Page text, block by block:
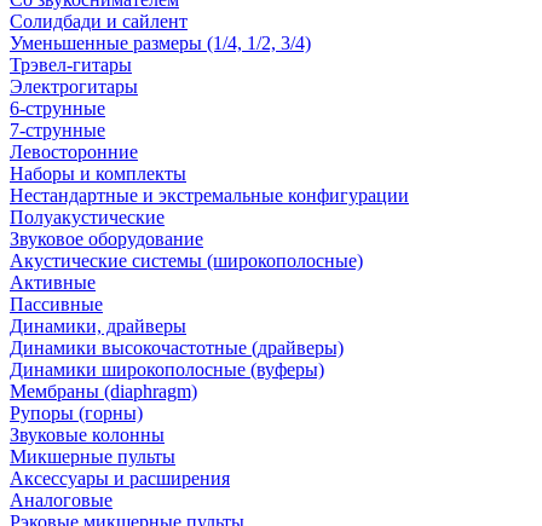
Солидбади и сайлент
Уменьшенные размеры (1/4, 1/2, 3/4)
Трэвел-гитары
Электрогитары
6-струнные
7-струнные
Левосторонние
Наборы и комплекты
Нестандартные и экстремальные конфигурации
Полуакустические
Звуковое оборудование
Акустические системы (широкополосные)
Активные
Пассивные
Динамики, драйверы
Динамики высокочастотные (драйверы)
Динамики широкополосные (вуферы)
Мембраны (diaphragm)
Рупоры (горны)
Звуковые колонны
Микшерные пульты
Аксессуары и расширения
Аналоговые
Рэковые микшерные пульты